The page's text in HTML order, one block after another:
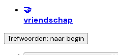
🤝
vriendschap
Trefwoorden: naar begin